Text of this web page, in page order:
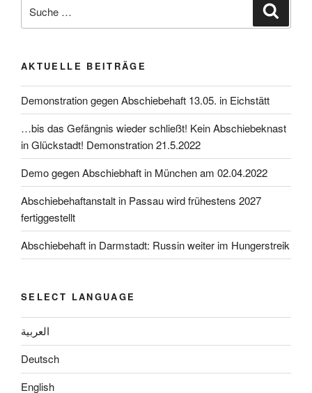
AKTUELLE BEITRÄGE
Demonstration gegen Abschiebehaft 13.05. in Eichstätt
…bis das Gefängnis wieder schließt! Kein Abschiebeknast
in Glückstadt! Demonstration 21.5.2022
Demo gegen Abschiebhaft in München am 02.04.2022
Abschiebehaftanstalt in Passau wird frühestens 2027
fertiggestellt
Abschiebehaft in Darmstadt: Russin weiter im Hungerstreik
SELECT LANGUAGE
العربية
Deutsch
English